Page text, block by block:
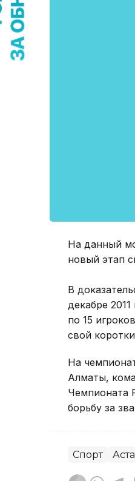
На данный
новый этап
В
декабре
по 15
свой
На
Алматы,
Чемпионата
борьбу за
Спорт